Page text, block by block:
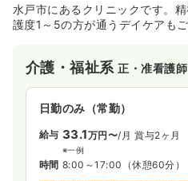
時間 8:30～17:30
日祝休み
4週8休以上 月給
気になる
水戸市にあるクリニックです。
護度1～5の方が通うデイケアもご
介護・福祉系正・准看護師
日勤のみ（常勤）
給与 33.1万円〜/月 賞与2ヶ月
※一例
時間 8:00～17:00 （休憩60分）